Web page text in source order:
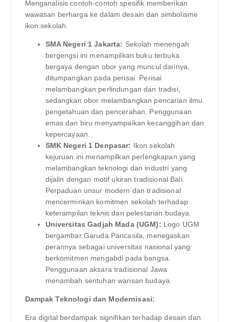
Menganalisis contoh-contoh spesifik memberikan
wawasan berharga ke dalam desain dan simbolisme
ikon sekolah.
SMA Negeri 1 Jakarta: Sekolah menengah
bergengsi ini menampilkan buku terbuka
bergaya dengan obor yang muncul darinya,
ditumpangkan pada perisai. Perisai
melambangkan perlindungan dan tradisi,
sedangkan obor melambangkan pencarian ilmu
pengetahuan dan pencerahan. Penggunaan
emas dan biru menyampaikan kecanggihan dan
kepercayaan.
SMK Negeri 1 Denpasar: Ikon sekolah
kejuruan ini menampilkan perlengkapan yang
melambangkan teknologi dan industri yang
dijalin dengan motif ukiran tradisional Bali.
Perpaduan unsur modern dan tradisional
mencerminkan komitmen sekolah terhadap
keterampilan teknis dan pelestarian budaya.
Universitas Gadjah Mada (UGM): Logo UGM
bergambar Garuda Pancasila, menegaskan
perannya sebagai universitas nasional yang
berkomitmen mengabdi pada bangsa.
Penggunaan aksara tradisional Jawa
menambah sentuhan warisan budaya.
Dampak Teknologi dan Modernisasi:
Era digital berdampak signifikan terhadap desain dan